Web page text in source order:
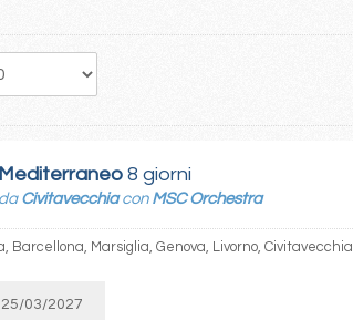
Mediterraneo 8 giorni
da Civitavecchiacon MSC Orchestra
Barcellona, Marsiglia, Genova, Livorno, Civitavecchia
25/03/2027